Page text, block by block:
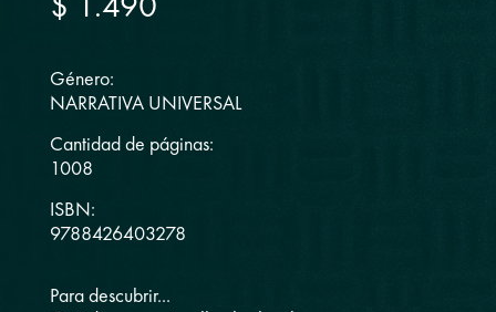
Género:
NARRATIVA UNIVERSAL
Cantidad de páginas:
1008
ISBN:
9788426403278
Para descubrir...